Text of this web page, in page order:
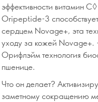
эффективности витамин
Oripeptide-3
сердцем Novage+, эта
уходу за кожей Novage+.
Орифлэйм технология
пшенице.
Что он делает?
заметному сокращению